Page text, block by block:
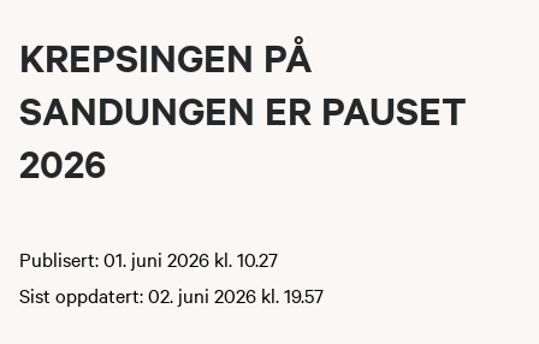
KREPSINGEN PÅ
SANDUNGEN ER PAUSET
2026
Publisert: 01. juni 2026 kl. 10.27
Sist oppdatert: 02. juni 2026 kl. 19.57